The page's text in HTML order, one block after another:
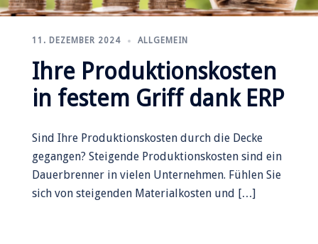
11. DEZEMBER 2024 ALLGEMEIN
Ihre Produktionskosten
in festem Griff dank ERP
Sind Ihre Produktionskosten durch die Decke
gegangen? Steigende Produktionskosten sind ein
Dauerbrenner in vielen Unternehmen. Fühlen Sie
sich von steigenden Materialkosten und […]